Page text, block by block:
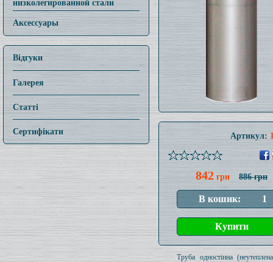
низколегированной стали
Аксессуары
Відгуки
Галерея
Статті
Сертифікати Артикул:
842 грн 886 грн
Труба одностінна